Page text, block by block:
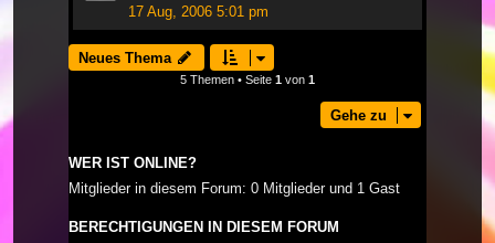
17 Aug, 2006 5:01 pm
Neues Thema
5 Themen • Seite 1 von 1
Gehe zu
WER IST ONLINE?
Mitglieder in diesem Forum: 0 Mitglieder und 1 Gast
BERECHTIGUNGEN IN DIESEM FORUM